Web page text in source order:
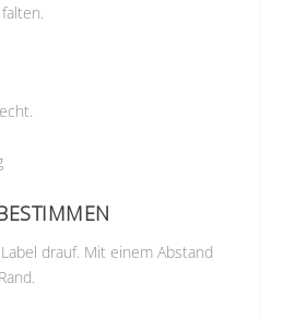
drauf. Mit einem Abstand